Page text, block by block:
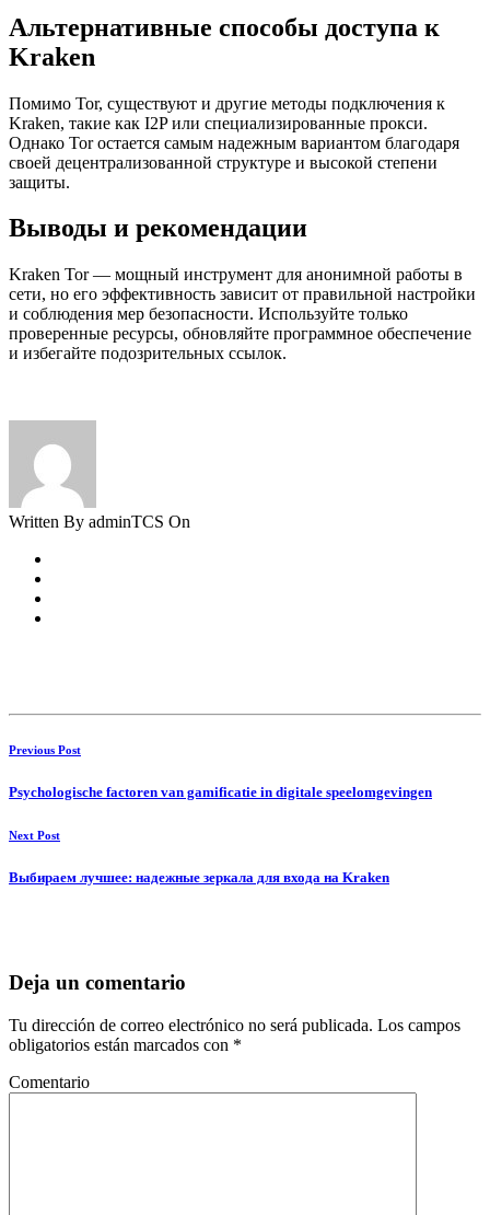
Альтернативные способы доступа к
Kraken
Помимо Tor, существуют и другие методы подключения к
Kraken, такие как I2P или специализированные прокси.
Однако Tor остается самым надежным вариантом благодаря
своей децентрализованной структуре и высокой степени
защиты.
Выводы и рекомендации
Kraken Tor — мощный инструмент для анонимной работы в
сети, но его эффективность зависит от правильной настройки
и соблюдения мер безопасности. Используйте только
проверенные ресурсы, обновляйте программное обеспечение
и избегайте подозрительных ссылок.
Written By adminTCS On
Previous Post
Psychologische factoren van gamificatie in digitale speelomgevingen
Next Post
Выбираем лучшее: надежные зеркала для входа на Kraken
Deja un comentario
Tu dirección de correo electrónico no será publicada. Los campos
obligatorios están marcados con *
Comentario